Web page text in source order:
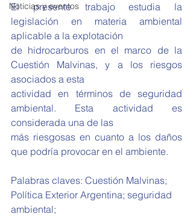
Noticias y eventos
El presente trabajo estudia la
legislación en materia ambiental
aplicable a la explotación
de hidrocarburos en el marco de la
Cuestión Malvinas, y a los riesgos
asociados a esta
actividad en términos de seguridad
ambiental. Esta actividad es
considerada una de las
más riesgosas en cuanto a los daños
que podría provocar en el ambiente.
Palabras claves: Cuestión Malvinas;
Política Exterior Argentina; seguridad
ambiental;